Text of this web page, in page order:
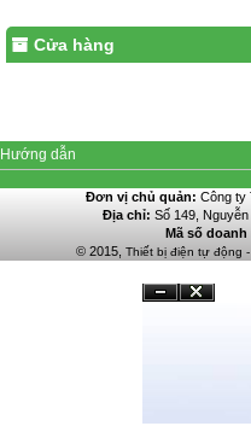
Cửa hàng
Hướng dẫn
Đơn vị chủ quản: Công ty
Địa chỉ: Số 149,
Mã số
© 2015, Thiết bị điện tự động